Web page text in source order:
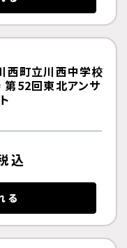
西町立川西中学校
第52回東北アンサ
込
る